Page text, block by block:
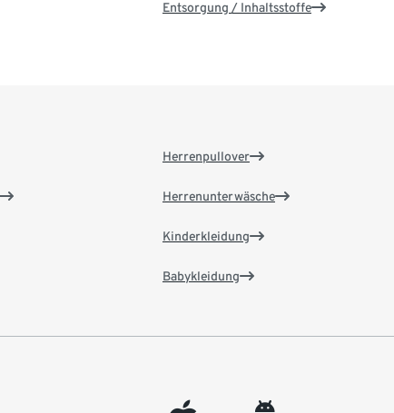
Entsorgung / Inhaltsstoffe
Herrenpullover
Herrenunterwäsche
Kinderkleidung
Babykleidung